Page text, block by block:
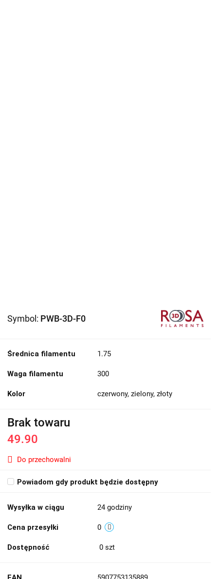
Symbol: PWB-3D-F0
Średnica filamentu 1.75
Waga filamentu 300
Kolor czerwony, zielony, złoty
Brak towaru
49.90
Do przechowalni
Powiadom gdy produkt będzie dostępny
Wysyłka w ciągu 24 godziny
Cena przesyłki 0
Dostępność 0 szt